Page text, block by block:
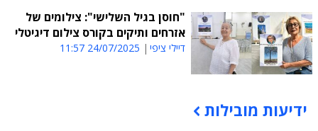
"חוסן בגיל השלישי": צילומים של
אזרחים ותיקים בקורס צילום דיגיטלי
דיילי ציפי 24/07/2025 11:57
תוכן פרסומי
ידיעות מובילות